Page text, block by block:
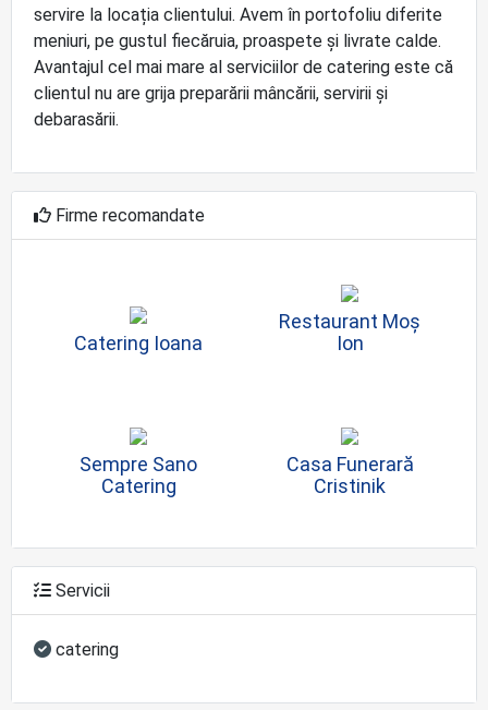
servire la locația clientului. Avem în portofoliu diferite
meniuri, pe gustul fiecăruia, proaspete și livrate calde.
Avantajul cel mai mare al serviciilor de catering este că
clientul nu are grija preparării mâncării, servirii și
debarasării.
Firme recomandate
Catering Ioana
Restaurant Moș
Ion
Sempre Sano
Catering
Casa Funerară
Cristinik
Servicii
catering